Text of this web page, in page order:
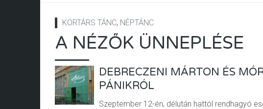
KORTÁRS TÁNC, NÉPTÁNC
A NÉZŐK ÜNNEPLÉSE
DEBRECZENI MÁRTON ÉS
PÁNIKRÓL
Szeptember 12-én, délután hattól rendhagyó